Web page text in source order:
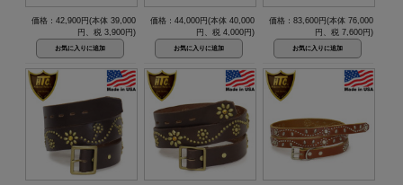
価格：42,900円(本体 39,000
円、税 3,900円)
価格：44,000円(本体 40,000
円、税 4,000円)
価格：83,600円(本体 76,000
円、税 7,600円)